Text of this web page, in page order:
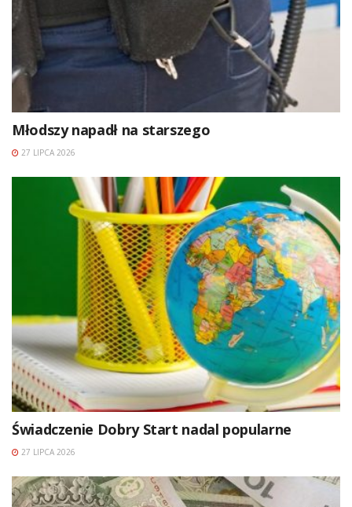
Młodszy napadł na starszego
27 LIPCA 2026
Świadczenie Dobry Start nadal popularne
27 LIPCA 2026